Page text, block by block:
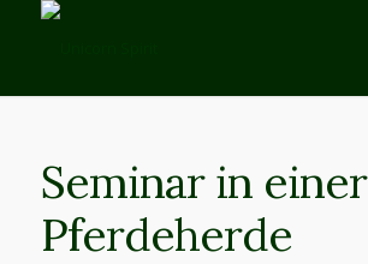
Seminar in einer
Pferdeherde